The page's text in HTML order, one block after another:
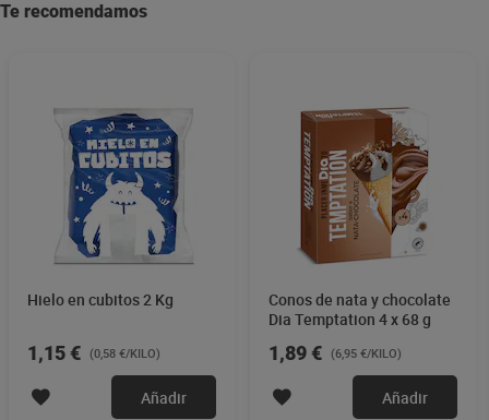
Te recomendamos
Hielo en cubitos 2 Kg
1,15 € (0,58 €/KILO)
Añadir
Conos de nata y chocolate
Dia Temptation 4 x 68 g
1,89 € (6,95 €/KILO)
Añadir